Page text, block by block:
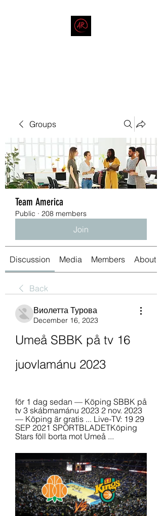
Groups
Team America
Public · 208 members
Join
Discussion Media Members About
Back
Виолетта Турова
December 16, 2023
Umeå SBBK på tv 16
juovlamánu 2023
för 1 dag sedan — Köping SBBK på
tv 3 skábmamánu 2023 2 nov. 2023
— Köping är gratis ... Live-TV: 19 29
SEP 2021 SPORTBLADETKöping
Stars föll borta mot Umeå ...